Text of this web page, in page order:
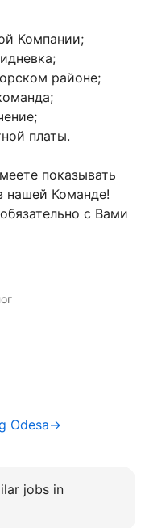
Компании;
районе;
платы.
показывать
нашей Команде!
с Вами
Odesa→
jobs in